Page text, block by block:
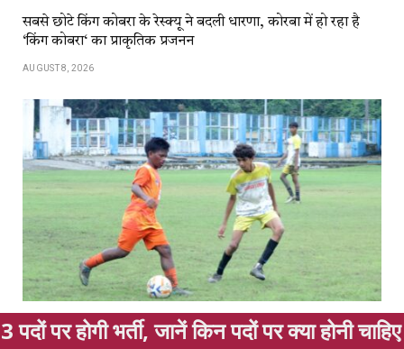
सबसे छोटे किंग कोबरा के रेस्क्यू ने बदली धारणा, कोरबा में हो रहा है
‘किंग कोबरा‘ का प्राकृतिक प्रजनन
AUGUST 8, 2026
Korba: जमीनी स्तर से शानदार सफलता तक: एनटीपीसी कोरबा की
जूनियर बालक अंतर जिला राज्य फुटबॉल चैम्पियनशिप में डीएफए
किन पदों पर क्या होनी चाहिए योग्यता, आवेदन